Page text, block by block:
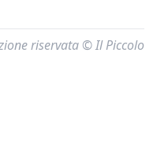
riservata © Il Piccolo